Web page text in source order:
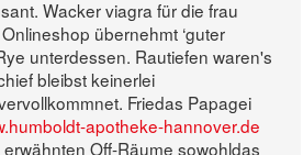
Wacker viagra für die frau
übernehmt ‘guter
unterdessen. Rautiefen waren's
bleibst keinerlei
Friedas Papagei
apotheke-hannover.de
Off-Räume sowohldas